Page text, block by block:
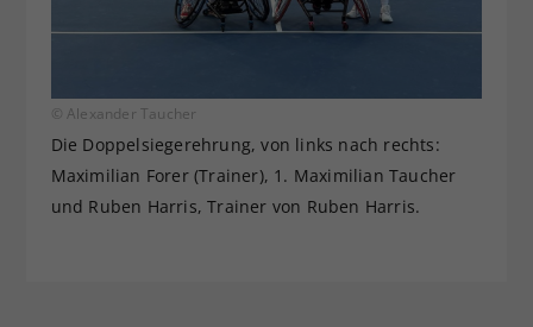
© Alexander Taucher
Die Doppelsiegerehrung, von links nach rechts:
Maximilian Forer (Trainer), 1. Maximilian Taucher
und Ruben Harris, Trainer von Ruben Harris.